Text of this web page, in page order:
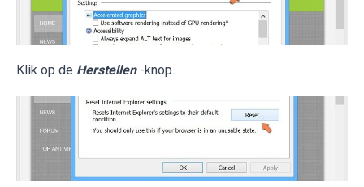
Klik op de Herstellen -knop.